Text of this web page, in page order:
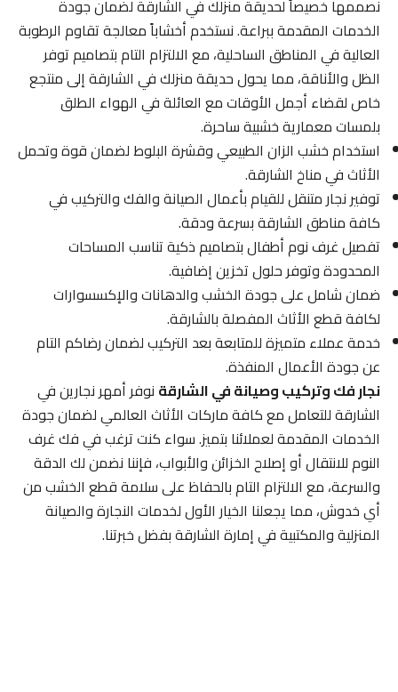
نصممها خصيصاً لحديقة منزلك في الشارقة لضمان جودة
الخدمات المقدمة ببراعة. نستخدم أخشاباً معالجة تقاوم الرطوبة
العالية في المناطق الساحلية، مع الالتزام التام بتصاميم توفر
الظل والأناقة، مما يحول حديقة منزلك في الشارقة إلى منتجع
خاص لقضاء أجمل الأوقات مع العائلة في الهواء الطلق
بلمسات معمارية خشبية ساحرة.
استخدام خشب الزان الطبيعي وقشرة البلوط لضمان قوة وتحمل
الأثاث في مناخ الشارقة.
توفير نجار متنقل للقيام بأعمال الصيانة والفك والتركيب في
كافة مناطق الشارقة بسرعة ودقة.
تفصيل غرف نوم أطفال بتصاميم ذكية تناسب المساحات
المحدودة وتوفر حلول تخزين إضافية.
ضمان شامل على جودة الخشب والدهانات والإكسسوارات
لكافة قطع الأثاث المفصلة بالشارقة.
خدمة عملاء متميزة للمتابعة بعد التركيب لضمان رضاكم التام
عن جودة الأعمال المنفذة.
نجار فك وتركيب وصيانة في الشارقةنوفر أمهر نجارين في
الشارقة للتعامل مع كافة ماركات الأثاث العالمي لضمان جودة
الخدمات المقدمة لعملائنا بتميز. سواء كنت ترغب في فك غرف
النوم للانتقال أو إصلاح الخزائن والأبواب، فإننا نضمن لك الدقة
والسرعة، مع الالتزام التام بالحفاظ على سلامة قطع الخشب من
أي خدوش، مما يجعلنا الخيار الأول لخدمات النجارة والصيانة
المنزلية والمكتبية في إمارة الشارقة بفضل خبرتنا.